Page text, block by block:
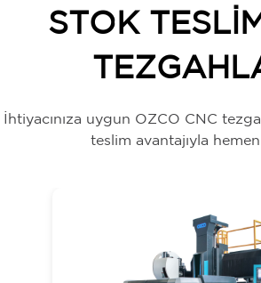
STOK
İhtiyacınıza uygun OZCO CNC
teslim avantajıyla hemen